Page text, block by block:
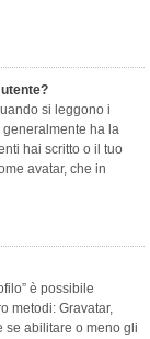
si leggono i
generalmente ha la
hai scritto o il tuo
avatar, che in
è possibile
metodi: Gravatar,
se abilitare o meno gli